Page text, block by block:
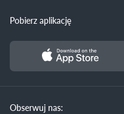
Pobierz aplikację
Obserwuj nas: